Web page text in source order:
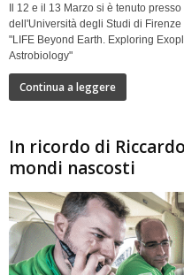
Il 12 e il 13 Marzo si è tenuto
dell'Università degli Studi di
"LIFE Beyond Earth. Exploring
Astrobiology"
Continua a leggere
In ricordo di
mondi nascosti